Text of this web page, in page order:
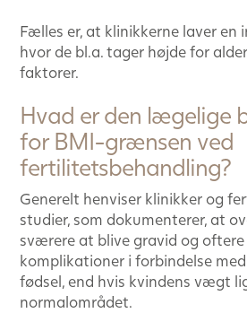
Fælles er, at klinikkerne laver en
hvor de bl.a. tager højde for
faktorer.
Hvad er den lægelige
for BMI-grænsen ved
fertilitetsbehandling?
Generelt henviser klinikker og
studier, som dokumenterer, at
sværere at blive gravid og oftere
komplikationer i forbindelse
fødsel, end hvis kvindens vægt
normalområdet.